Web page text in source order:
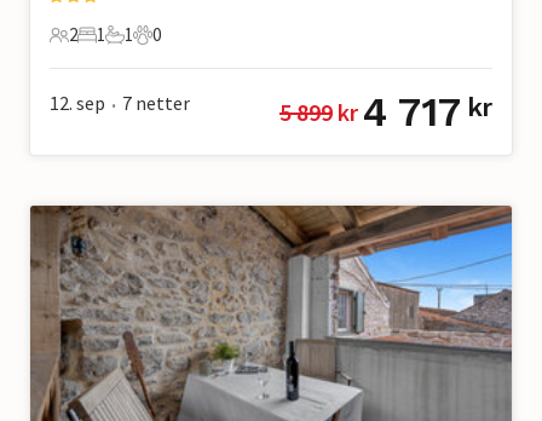
2 Gjester
2
1 Soverom
1
1 Bad
1
0 Kjæledyr
0
12. sep • 7 netter 5 899 kr 4 717 kr